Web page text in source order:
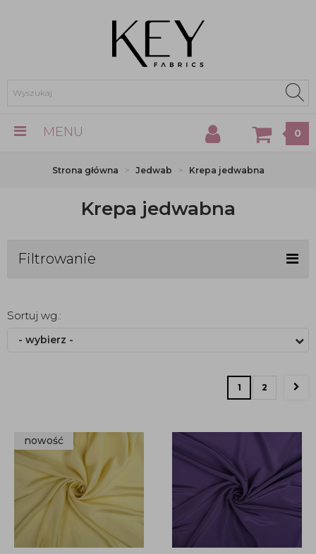
MENU 0
Strona główna Jedwab Krepa jedwabna
Krepa jedwabna
Filtrowanie
Sortuj wg.:
- wybierz -
1 2
nowość